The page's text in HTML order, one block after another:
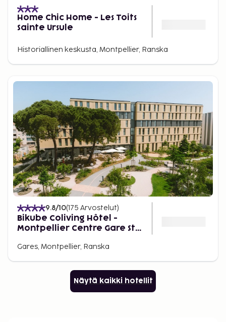
Home Chic Home - Les Toits
Sainte Ursule
Historiallinen keskusta, Montpellier, Ranska
9.8/10(175 Arvostelut)
Bikube Coliving Hôtel -
Montpellier Centre Gare St
Gares, Montpellier, Ranska
Näytä kaikki hotellit